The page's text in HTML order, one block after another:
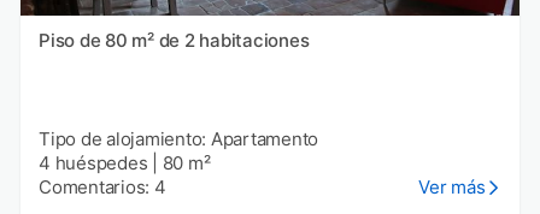
Piso de 80 m² de 2 habitaciones
Tipo de alojamiento: Apartamento
4 huéspedes
80 m²
Comentarios: 4
Ver más